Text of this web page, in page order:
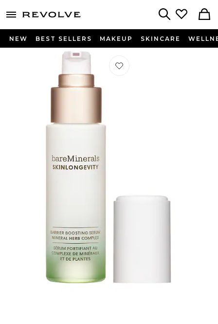
menu - shows more content
NEW BEST SELLERS MAKEUP SKINCARE
Préféré SÉRUM SKINLONGEVITY